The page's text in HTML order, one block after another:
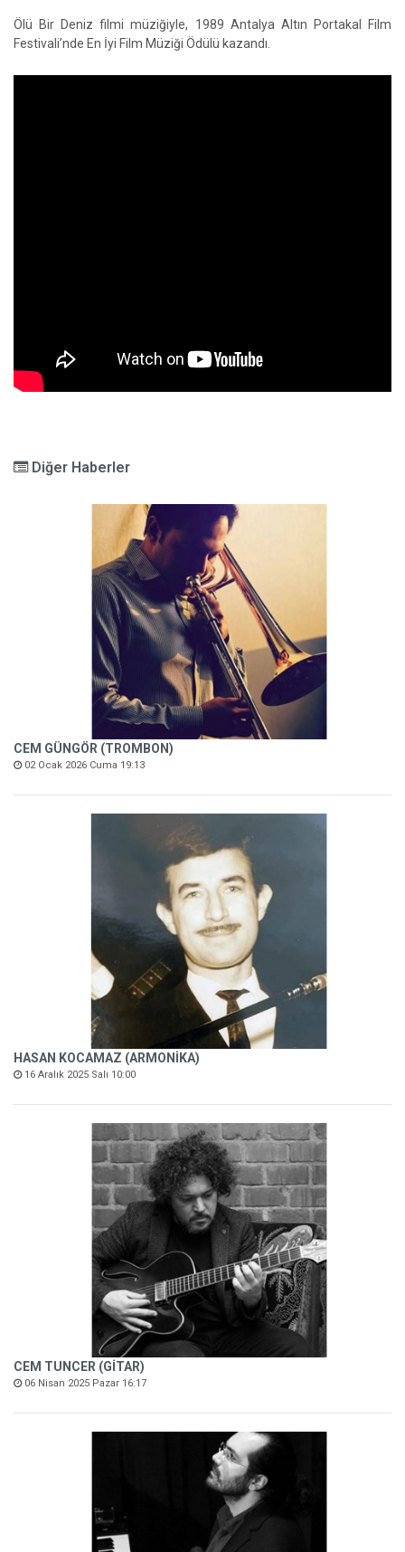
Ölü Bir Deniz filmi müziğiyle, 1989 Antalya Altın Portakal Film
Festivali’nde En İyi Film Müziği Ödülü kazandı.
Diğer Haberler
CEM GÜNGÖR (TROMBON)
02 Ocak 2026 Cuma 19:13
HASAN KOCAMAZ (ARMONİKA)
16 Aralık 2025 Salı 10:00
CEM TUNCER (GİTAR)
06 Nisan 2025 Pazar 16:17